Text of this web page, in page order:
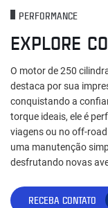
PERFORMANCE
EXPLORE
O motor de 250
destaca por sua
conquistando a
torque ideais, ele é
viagens ou no off-
uma manutenção
desfrutando novas
RECEBA CONTATO